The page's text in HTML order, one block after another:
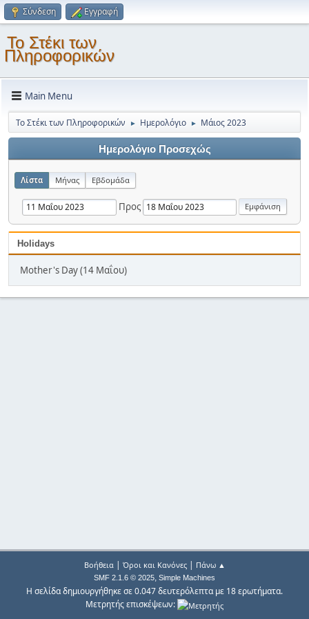
Σύνδεση Εγγραφή
Το Στέκι των
Πληροφορικών
Main Menu
Το Στέκι των Πληροφορικών ► Ημερολόγιο ► Μάιος 2023
Ημερολόγιο Προσεχώς
Λίστα Μήνας Εβδομάδα
Προς
Holidays
Mother's Day (14 Μαΐου)
Βοήθεια| Όροι και Κανόνες| Πάνω ▲
SMF 2.1.6 © 2025, Simple Machines
Η σελίδα δημιουργήθηκε σε 0.047 δευτερόλεπτα με 18 ερωτήματα.
Μετρητής επισκέψεων: